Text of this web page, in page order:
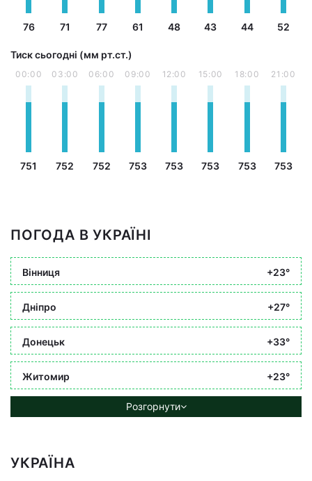
76 71 77 61 48 43 44 52
Тиск сьогодні (мм рт.ст.)
00:00
751
03:00
752
06:00
752
09:00
753
12:00
753
15:00
753
18:00
753
21:00
753
ПОГОДА В УКРАЇНІ
Вінниця +23°
Дніпро +27°
Донецьк +33°
Житомир +23°
Розгорнути
УКРАЇНА